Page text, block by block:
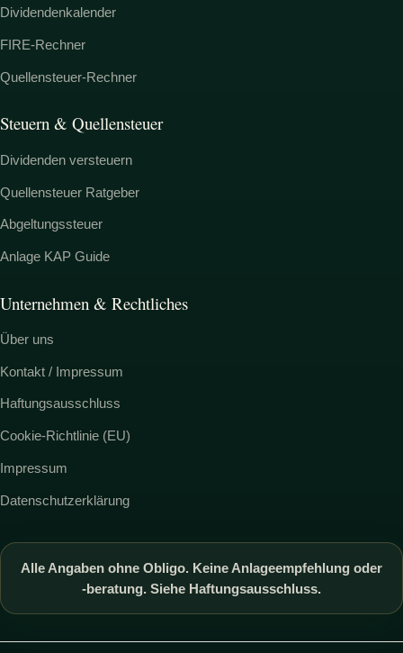
Dividendenkalender
FIRE-Rechner
Quellensteuer-Rechner
Steuern & Quellensteuer
Dividenden versteuern
Quellensteuer Ratgeber
Abgeltungssteuer
Anlage KAP Guide
Unternehmen & Rechtliches
Über uns
Kontakt / Impressum
Haftungsausschluss
Cookie-Richtlinie (EU)
Impressum
Datenschutzerklärung
Alle Angaben ohne Obligo. Keine Anlageempfehlung oder
-beratung. Siehe Haftungsausschluss.